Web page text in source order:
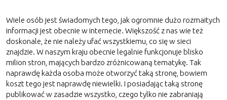
Wiele osób jest świadomych tego, jak ogromnie dużo rozmaitych
informacji jest obecnie w internecie. Większość z nas wie też
doskonale, że nie należy ufać wszystkiemu, co się w sieci
znajdzie. W naszym kraju obecnie legalnie funkcjonuje blisko
milion stron, mających bardzo zróżnicowaną tematykę. Tak
naprawdę każda osoba może otworzyć taką stronę, bowiem
koszt tego jest naprawdę niewielki. I posiadając taką stronę
publikować w zasadzie wszystko, czego tylko nie zabraniają